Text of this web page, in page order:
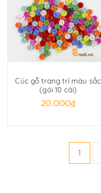
Cúc gỗ trang trí màu sắc
(gói 10 cái)
20.000₫
1